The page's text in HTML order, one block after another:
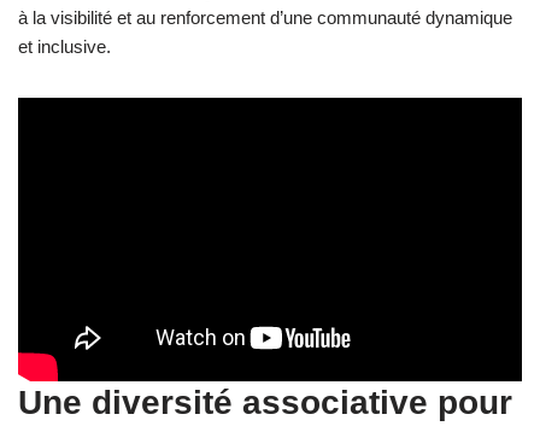
à la visibilité et au renforcement d’une communauté dynamique
et inclusive.
Une diversité associative pour